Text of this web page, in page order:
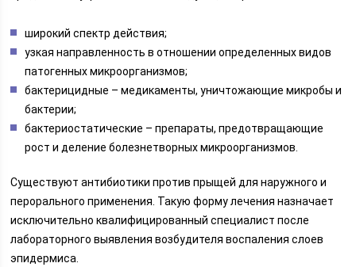
широкий спектр действия;
узкая направленность в отношении определенных видов
патогенных микроорганизмов;
бактерицидные – медикаменты, уничтожающие микробы и
бактерии;
бактериостатические – препараты, предотвращающие
рост и деление болезнетворных микроорганизмов.
Существуют антибиотики против прыщей для наружного и
перорального применения. Такую форму лечения назначает
исключительно квалифицированный специалист после
лабораторного выявления возбудителя воспаления слоев
эпидермиса.